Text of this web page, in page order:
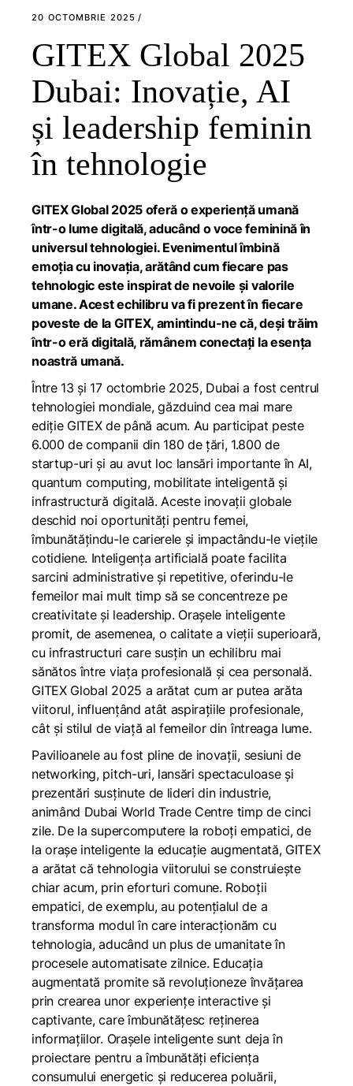
20 OCTOMBRIE 2025
GITEX Global 2025
Dubai: Inovație, AI
și leadership feminin
în tehnologie
GITEX Global 2025 oferă o experiență umană
într-o lume digitală, aducând o voce feminină în
universul tehnologiei. Evenimentul îmbină
emoția cu inovația, arătând cum fiecare pas
tehnologic este inspirat de nevoile și valorile
umane. Acest echilibru va fi prezent în fiecare
poveste de la GITEX, amintindu-ne că, deși trăim
într-o eră digitală, rămânem conectați la esența
noastră umană.
Între 13 și 17 octombrie 2025, Dubai a fost centrul
tehnologiei mondiale, găzduind cea mai mare
ediție GITEX de până acum. Au participat peste
6.000 de companii din 180 de țări, 1.800 de
startup-uri și au avut loc lansări importante în AI,
quantum computing, mobilitate inteligentă și
infrastructură digitală. Aceste inovații globale
deschid noi oportunități pentru femei,
îmbunătățindu-le carierele și impactându-le viețile
cotidiene. Inteligența artificială poate facilita
sarcini administrative și repetitive, oferindu-le
femeilor mai mult timp să se concentreze pe
creativitate și leadership. Orașele inteligente
promit, de asemenea, o calitate a vieții superioară,
cu infrastructuri care susțin un echilibru mai
sănătos între viața profesională și cea personală.
GITEX Global 2025 a arătat cum ar putea arăta
viitorul, influențând atât aspirațiile profesionale,
cât și stilul de viață al femeilor din întreaga lume.
Pavilioanele au fost pline de inovații, sesiuni de
networking, pitch-uri, lansări spectaculoase și
prezentări susținute de lideri din industrie,
animând Dubai World Trade Centre timp de cinci
zile. De la supercomputere la roboți empatici, de
la orașe inteligente la educație augmentată, GITEX
a arătat că tehnologia viitorului se construiește
chiar acum, prin eforturi comune. Roboții
empatici, de exemplu, au potențialul de a
transforma modul în care interacționăm cu
tehnologia, aducând un plus de umanitate în
procesele automatisate zilnice. Educația
augmentată promite să revoluționeze învățarea
prin crearea unor experiențe interactive și
captivante, care îmbunătățesc reținerea
informațiilor. Orașele inteligente sunt deja în
proiectare pentru a îmbunătăți eficiența
consumului energetic și reducerea poluării,